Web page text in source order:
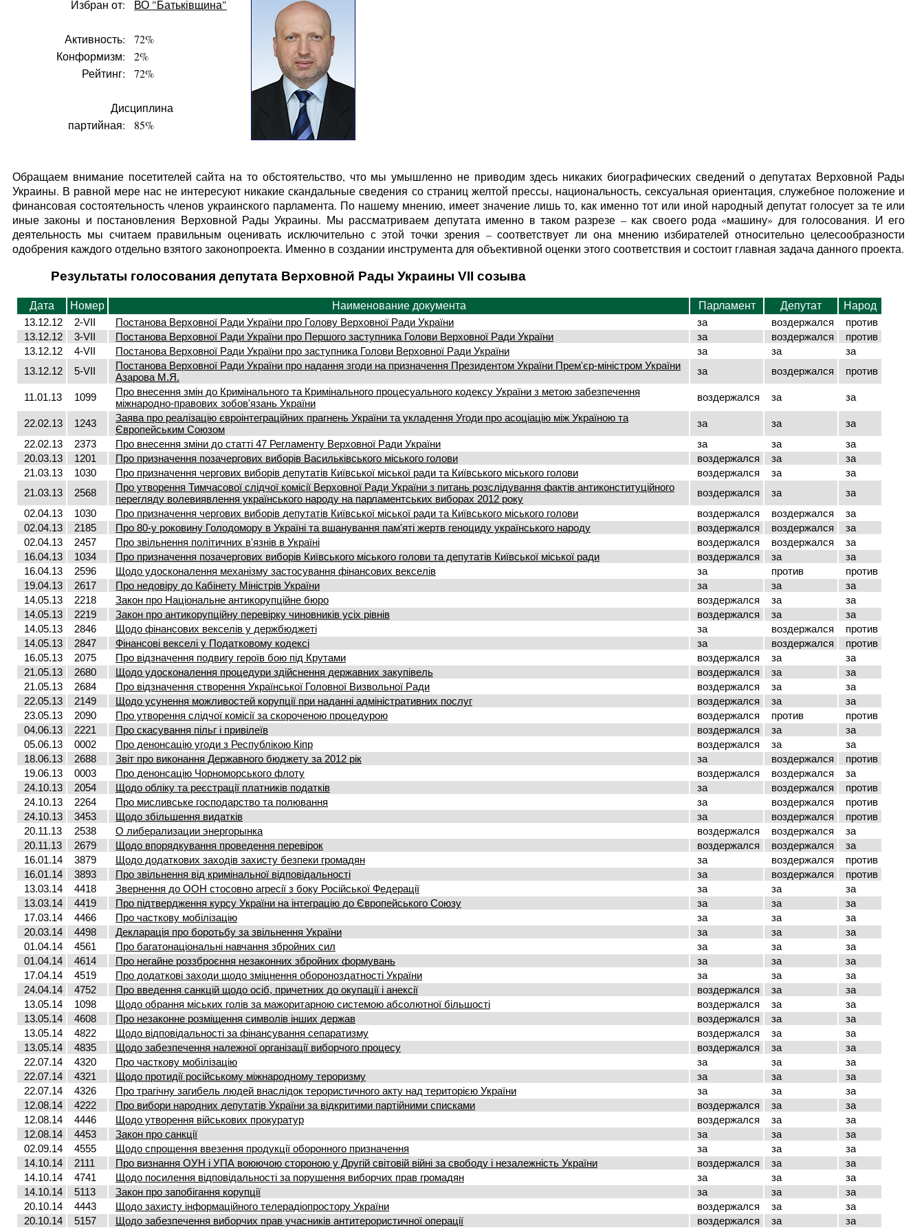
Избран от: ВО "Батьківщина"
Активность:
72%
Конформизм:
2%
Рейтинг:
72%
Дисциплина
партийная:
85%
Обращаем внимание посетителей сайта на то обстоятельство, что мы умышленно не приводим здесь никаких биографических сведений о депутатах Верховной Рады
Украины. В равной мере нас не интересуют никакие скандальные сведения со страниц желтой прессы, национальность, сексуальная ориентация, служебное положение и
финансовая состоятельность членов украинского парламента. По нашему мнению, имеет значение лишь то, как именно тот или иной народный депутат голосует за те или
иные законы и постановления Верховной Рады Украины. Мы рассматриваем депутата именно в таком разрезе – как своего рода «машину» для голосования. И его
деятельность мы считаем правильным оценивать исключительно с этой точки зрения – соответствует ли она мнению избирателей относительно целесообразности
одобрения каждого отдельно взятого законопроекта. Именно в создании инструмента для объективной оценки этого соответствия и состоит главная задача данного проекта.
Результаты голосования депутата Верховной Рады Украины VII созыва
Дата Номер Наименование документа Парламент Депутат
Народ
13.12.12
2-VII Постанова Верховної Ради України про Голову Верховної Ради України за воздержался
против
13.12.12
3-VII Постанова Верховної Ради України про Першого заступника Голови Верховної Ради України за воздержался
против
13.12.12
4-VII Постанова Верховної Ради України про заступника Голови Верховної Ради України за за
за
13.12.12
5-VII
Постанова Верховної Ради України про надання згоди на призначення Президентом України Прем'єр-міністром України
Азарова М.Я.
за воздержался против
11.01.13 1099
Про внесення змін до Кримінального та Кримінального процесуального кодексу України з метою забезпечення
міжнародно-правових зобов'язань України
воздержался за за
22.02.13 1243
Заява про реалізацію євроінтеграційних прагнень України та укладення Угоди про асоціацію між Україною та
Європейським Союзом
за за
за
22.02.13
2373 Про внесення зміни до статті 47 Регламенту Верховної Ради України за за
за
20.03.13
1201 Про призначення позачергових виборів Васильківського міського голови воздержался за
за
21.03.13
1030 Про призначення чергових виборів депутатів Київської міської ради та Київського міського голови воздержался за
за
21.03.13
2568
Про утворення Тимчасової слідчої комісії Верховної Ради України з питань розслідування фактів антиконституційного
перегляду волевиявлення українського народу на парламентських виборах 2012 року
воздержался за
за
02.04.13
1030 Про призначення чергових виборів депутатів Київської міської ради та Київського міського голови воздержался воздержался
за
02.04.13
2185 Про 80-у роковину Голодомору в Україні та вшанування пам'яті жертв геноциду українського народу воздержался воздержался
за
02.04.13
2457 Про звільнення політичних в'язнів в Україні воздержался воздержался
за
16.04.13
1034 Про призначення позачергових виборів Київського міського голови та депутатів Київської міської ради воздержался за
за
16.04.13
2596 Щодо удосконалення механізму застосування фінансових векселів за против
против
19.04.13
2617 Про недовіру до Кабінету Міністрів України за за
за
14.05.13
2218 Закон про Національне антикорупційне бюро воздержался за
за
14.05.13
2219 Закон про антикорупційну перевірку чиновників усіх рівнів воздержался за
за
14.05.13
2846 Щодо фінансових векселів у держбюджеті за воздержался
против
14.05.13
2847 Фінансові векселі у Податковому кодексі за воздержался
против
16.05.13
2075 Про відзначення подвигу героїв бою під Крутами воздержался за
за
21.05.13
2680 Щодо удосконалення процедури здійснення державних закупівель воздержался за
за
21.05.13
2684 Про відзначення створення Української Головної Визвольної Ради воздержался за
за
22.05.13
2149 Щодо усунення можливостей корупції при наданні адміністративних послуг воздержался за
за
23.05.13
2090 Про утворення слідчої комісії за скороченою процедурою воздержался против
против
04.06.13
2221 Про скасування пільг і привілеїв воздержался за
за
05.06.13
0002 Про денонсацію угоди з Республікою Кіпр воздержался за
за
18.06.13
2688 Звіт про виконання Державного бюджету за 2012 рік за воздержался
против
19.06.13
0003 Про денонсацію Чорноморського флоту воздержался воздержался
за
24.10.13
2054 Щодо обліку та реєстрації платників податків за воздержался
против
24.10.13
2264 Про мисливське господарство та полювання за воздержался
против
24.10.13
3453 Щодо збільшення видатків за воздержался
против
20.11.13
2538 О либерализации энергорынка воздержался воздержался
за
20.11.13
2679 Щодо впорядкування проведення перевірок воздержался воздержался
за
16.01.14
3879 Щодо додаткових заходів захисту безпеки громадян за воздержался
против
16.01.14
3893 Про звільнення від кримінальної відповідальності за воздержался
против
13.03.14
4418 Звернення до ООН стосовно агресії з боку Російської Федерації за за
за
13.03.14
4419 Про підтвердження курсу України на інтеграцію до Європейського Союзу за за
за
17.03.14
4466 Про часткову мобілізацію за за
за
20.03.14
4498 Декларація про боротьбу за звільнення України за за
за
01.04.14
4561 Про багатонаціональні навчання збройних сил за за
за
01.04.14
4614 Про негайне роззброєння незаконних збройних формувань за за
за
17.04.14
4519 Про додаткові заходи щодо зміцнення обороноздатності України за за
за
24.04.14
4752 Про введення санкцій щодо осіб, причетних до окупації і анексії воздержался за
за
13.05.14
1098 Щодо обрання міських голів за мажоритарною системою абсолютної більшості воздержался за
за
13.05.14
4608 Про незаконне розміщення символів інших держав воздержался за
за
13.05.14
4822 Щодо відповідальності за фінансування сепаратизму воздержался за
за
13.05.14
4835 Щодо забезпечення належної організації виборчого процесу воздержался за
за
22.07.14
4320 Про часткову мобілізацію за за
за
22.07.14
4321 Щодо протидії російському міжнародному тероризму за за
за
22.07.14
4326 Про трагічну загибель людей внаслідок терористичного акту над територією України за за
за
12.08.14
4222 Про вибори народних депутатів України за відкритими партійними списками воздержался за
за
12.08.14
4446 Щодо утворення військових прокуратур воздержался за
за
12.08.14
4453 Закон про санкції за за
за
02.09.14
4555 Щодо спрощення ввезення продукції оборонного призначення за за
за
14.10.14
2111 Про визнання ОУН і УПА воюючою стороною у Другій світовій війні за свободу і незалежність України воздержался за
за
14.10.14
4741 Щодо посилення відповідальності за порушення виборчих прав громадян за за
за
14.10.14
5113 Закон про запобігання корупції за за
за
20.10.14
4443 Щодо захисту інформаційного телерадіопростору України воздержался за
за
20.10.14
5157 Щодо забезпечення виборчих прав учасників антитерористичної операції воздержался за за